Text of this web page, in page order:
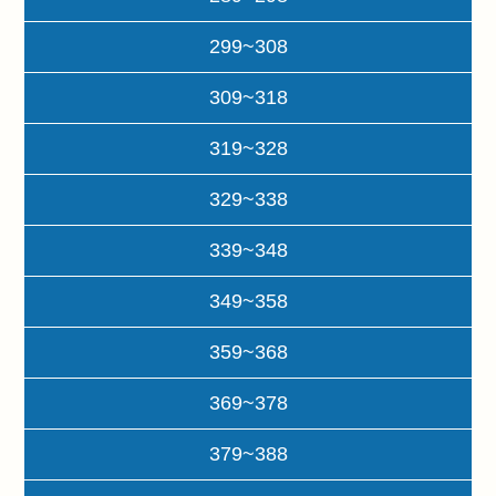
299~308
309~318
319~328
329~338
339~348
349~358
359~368
369~378
379~388